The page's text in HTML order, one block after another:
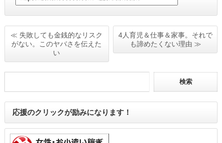
≪ 失敗しても金銭的なリスク
がない。このヤバさを伝えた
い
4人育児＆仕事＆家事。それで
も諦めたくない理由 ≫
応援のクリックが励みになります！